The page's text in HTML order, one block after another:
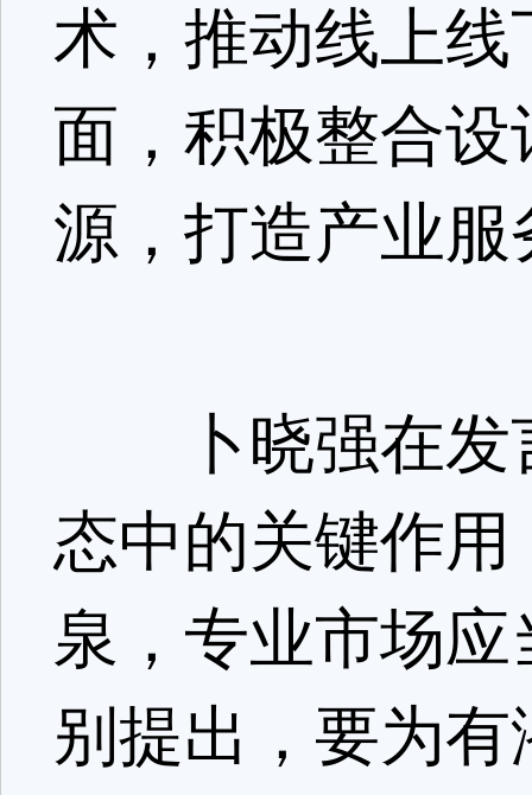
术，推动线上
面，积极整合
源，打造产业
卜晓强在发
态中的关键作
泉，专业市场
别提出，要为